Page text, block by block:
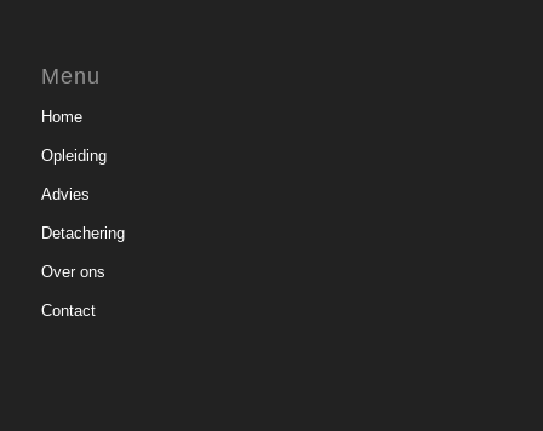
Menu
Home
Opleiding
Advies
Detachering
Over ons
Contact